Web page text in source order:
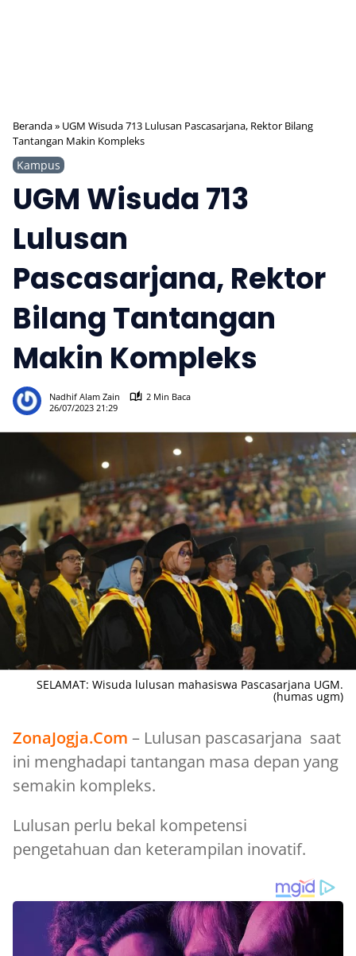
Beranda» UGM Wisuda 713 Lulusan Pascasarjana, Rektor Bilang
Tantangan Makin Kompleks
Kampus
UGM Wisuda 713
Lulusan
Pascasarjana, Rektor
Bilang Tantangan
Makin Kompleks
Nadhif Alam Zain
2 Min Baca
26/07/2023 21:29
SELAMAT: Wisuda lulusan mahasiswa Pascasarjana UGM.
(humas ugm)
ZonaJogja.Com – Lulusan pascasarjana saat
ini menghadapi tantangan masa depan yang
semakin kompleks.
Lulusan perlu bekal kompetensi
pengetahuan dan keterampilan inovatif.